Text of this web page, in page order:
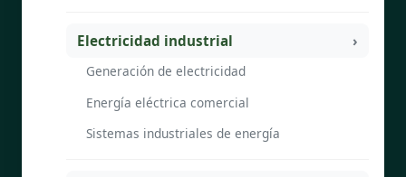
Electricidad industrial
Generación de electricidad
Energía eléctrica comercial
Sistemas industriales de energía